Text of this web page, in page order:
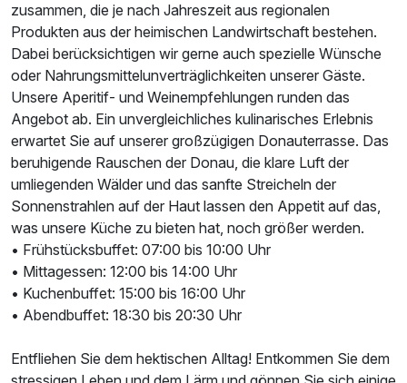
Ausstattung
Für 8 Tage p.P. ab939,50 €
zusammen, die je nach Jahreszeit aus regionalen
Produkten aus der heimischen Landwirtschaft bestehen.
Dabei berücksichtigen wir gerne auch spezielle Wünsche
oder Nahrungsmittelunverträglichkeiten unserer Gäste.
Unsere Aperitif- und Weinempfehlungen runden das
Angebot ab. Ein unvergleichliches kulinarisches Erlebnis
erwartet Sie auf unserer großzügigen Donauterrasse. Das
beruhigende Rauschen der Donau, die klare Luft der
umliegenden Wälder und das sanfte Streicheln der
Sonnenstrahlen auf der Haut lassen den Appetit auf das,
was unsere Küche zu bieten hat, noch größer werden.
• Frühstücksbuffet: 07:00 bis 10:00 Uhr
• Mittagessen: 12:00 bis 14:00 Uhr
• Kuchenbuffet: 15:00 bis 16:00 Uhr
• Abendbuffet: 18:30 bis 20:30 Uhr
Entfliehen Sie dem hektischen Alltag! Entkommen Sie dem